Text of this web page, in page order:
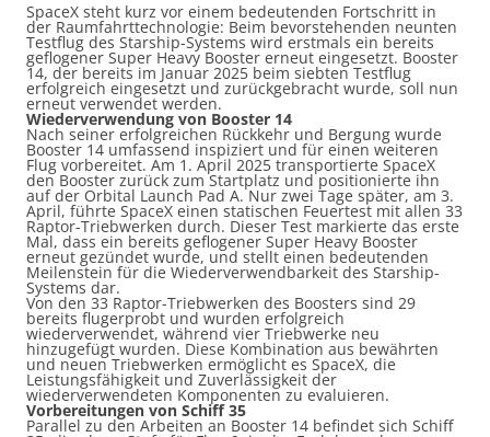
SpaceX steht kurz vor einem bedeutenden Fortschritt in
der Raumfahrttechnologie: Beim bevorstehenden neunten
Testflug des Starship-Systems wird erstmals ein bereits
geflogener Super Heavy Booster erneut eingesetzt. Booster
14, der bereits im Januar 2025 beim siebten Testflug
erfolgreich eingesetzt und zurückgebracht wurde, soll nun
erneut verwendet werden.
Wiederverwendung von Booster 14
Nach seiner erfolgreichen Rückkehr und Bergung wurde
Booster 14 umfassend inspiziert und für einen weiteren
Flug vorbereitet. Am 1. April 2025 transportierte SpaceX
den Booster zurück zum Startplatz und positionierte ihn
auf der Orbital Launch Pad A. Nur zwei Tage später, am 3.
April, führte SpaceX einen statischen Feuertest mit allen 33
Raptor-Triebwerken durch. Dieser Test markierte das erste
Mal, dass ein bereits geflogener Super Heavy Booster
erneut gezündet wurde, und stellt einen bedeutenden
Meilenstein für die Wiederverwendbarkeit des Starship-
Systems dar.
Von den 33 Raptor-Triebwerken des Boosters sind 29
bereits flugerprobt und wurden erfolgreich
wiederverwendet, während vier Triebwerke neu
hinzugefügt wurden. Diese Kombination aus bewährten
und neuen Triebwerken ermöglicht es SpaceX, die
Leistungsfähigkeit und Zuverlässigkeit der
wiederverwendeten Komponenten zu evaluieren.
Vorbereitungen von Schiff 35
Parallel zu den Arbeiten an Booster 14 befindet sich Schiff